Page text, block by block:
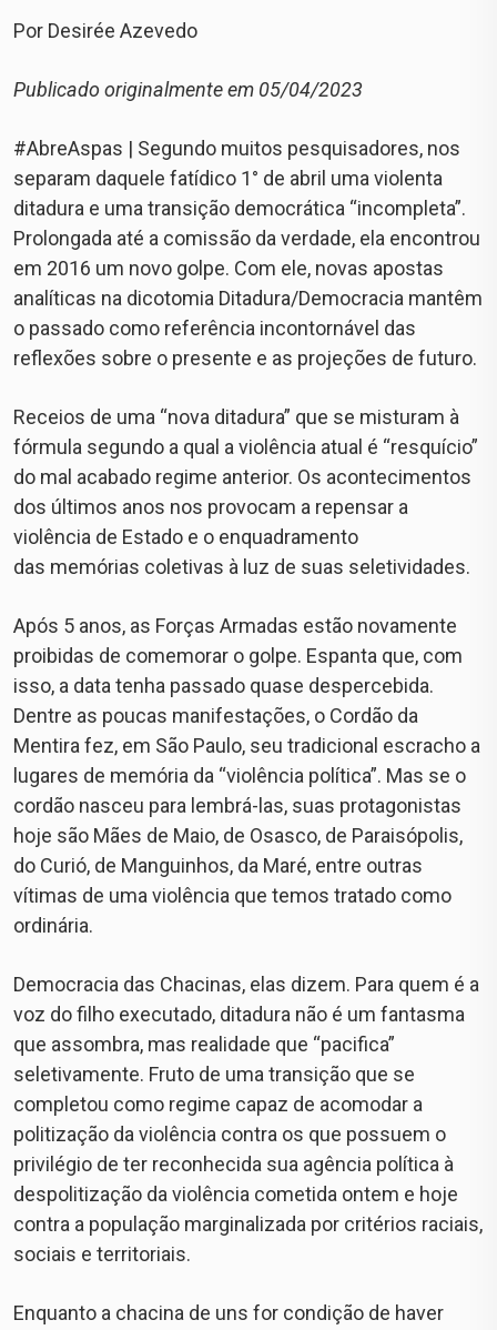
Por Desirée Azevedo
Publicado originalmente em 05/04/2023
#AbreAspas | Segundo muitos pesquisadores, nos
separam daquele fatídico 1° de abril uma violenta
ditadura e uma transição democrática “incompleta”.
Prolongada até a comissão da verdade, ela encontrou
em 2016 um novo golpe. Com ele, novas apostas
analíticas na dicotomia Ditadura/Democracia mantêm
o passado como referência incontornável das
reflexões sobre o presente e as projeções de futuro.
Receios de uma “nova ditadura” que se misturam à
fórmula segundo a qual a violência atual é “resquício”
do mal acabado regime anterior. Os acontecimentos
dos últimos anos nos provocam a repensar a
violência de Estado e o enquadramento
das memórias coletivas à luz de suas seletividades.
Após 5 anos, as Forças Armadas estão novamente
proibidas de comemorar o golpe. Espanta que, com
isso, a data tenha passado quase despercebida.
Dentre as poucas manifestações, o Cordão da
Mentira fez, em São Paulo, seu tradicional escracho a
lugares de memória da “violência política”. Mas se o
cordão nasceu para lembrá-las, suas protagonistas
hoje são Mães de Maio, de Osasco, de Paraisópolis,
do Curió, de Manguinhos, da Maré, entre outras
vítimas de uma violência que temos tratado como
ordinária.
Democracia das Chacinas, elas dizem. Para quem é a
voz do filho executado, ditadura não é um fantasma
que assombra, mas realidade que “pacifica”
seletivamente. Fruto de uma transição que se
completou como regime capaz de acomodar a
politização da violência contra os que possuem o
privilégio de ter reconhecida sua agência política à
despolitização da violência cometida ontem e hoje
contra a população marginalizada por critérios raciais,
sociais e territoriais.
Enquanto a chacina de uns for condição de haver